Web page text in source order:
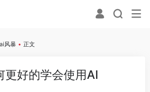
ai风暴 • 正文
更好的学会使用AI